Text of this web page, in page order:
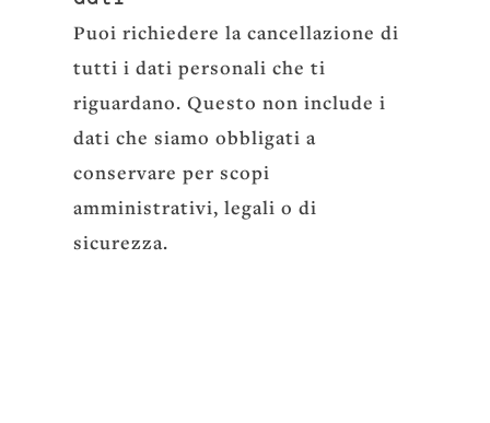
Puoi richiedere la cancellazione di
tutti i dati personali che ti
riguardano. Questo non include i
dati che siamo obbligati a
conservare per scopi
amministrativi, legali o di
sicurezza.